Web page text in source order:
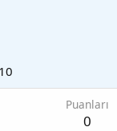
Puanları
0